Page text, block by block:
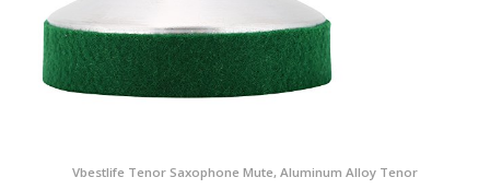
Vbestlife Tenor Saxophone Mute, Aluminum Alloy Tenor